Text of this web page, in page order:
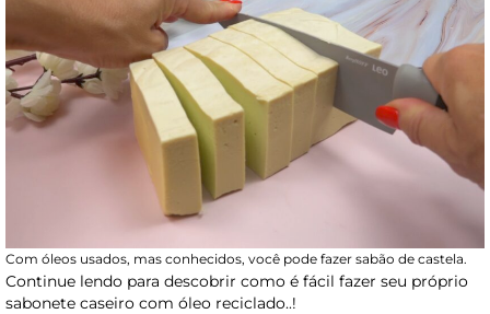
Com óleos usados, mas conhecidos, você pode fazer sabão de castela.
Continue lendo para descobrir como é fácil fazer seu próprio
sabonete caseiro com óleo reciclado..!